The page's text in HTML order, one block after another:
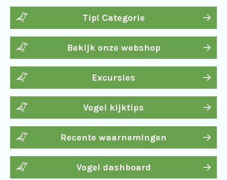
Tip! Categorie
Bekijk onze webshop
Excursies
Vogel kijktips
Recente waarnemingen
Vogel dashboard